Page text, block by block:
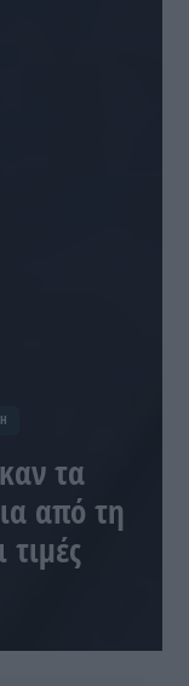
τα
από τη
τιμές